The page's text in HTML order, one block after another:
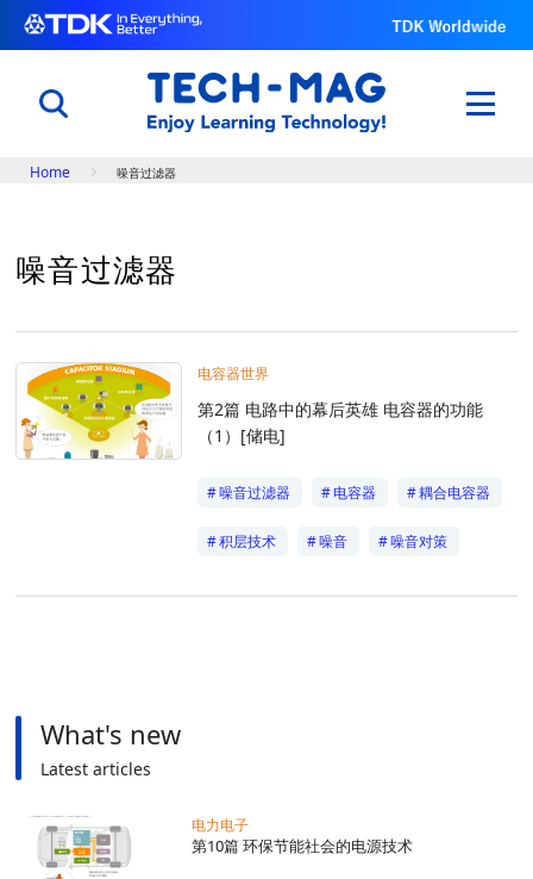
用科学改变体育与自然
世界田径锦标赛@TDK
了解TDK的技术
Breadcrumb
Home 噪音过滤器
噪音过滤器
电容器世界
第2篇 电路中的幕后英雄 电容器的功能
（1）[储电]
噪音过滤器 电容器 耦合电容器
积层技术 噪音 噪音对策
What's new
Latest articles
电力电子
第10篇 环保节能社会的电源技术